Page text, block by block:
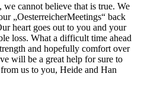
cannot believe that is true. We
„OesterreicherMeetings“ back
heart goes out to you and your
loss. What a difficult time ahead
and hopefully comfort over
will be a great help for sure to
us to you, Heide and Han